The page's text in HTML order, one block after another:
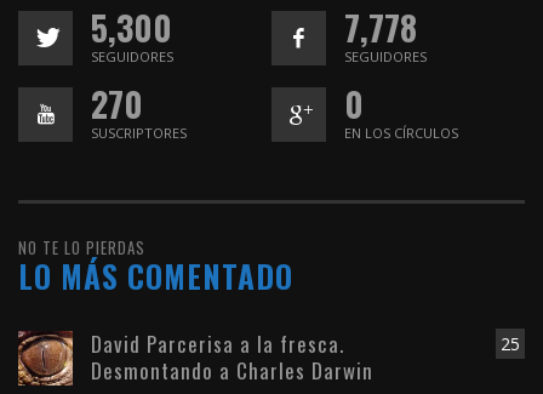
5,300
SEGUIDORES
7,778
SEGUIDORES
270
SUSCRIPTORES
0
EN LOS CÍRCULOS
NO TE LO PIERDAS
LO MÁS COMENTADO
25
David Parcerisa a la fresca.
Desmontando a Charles Darwin